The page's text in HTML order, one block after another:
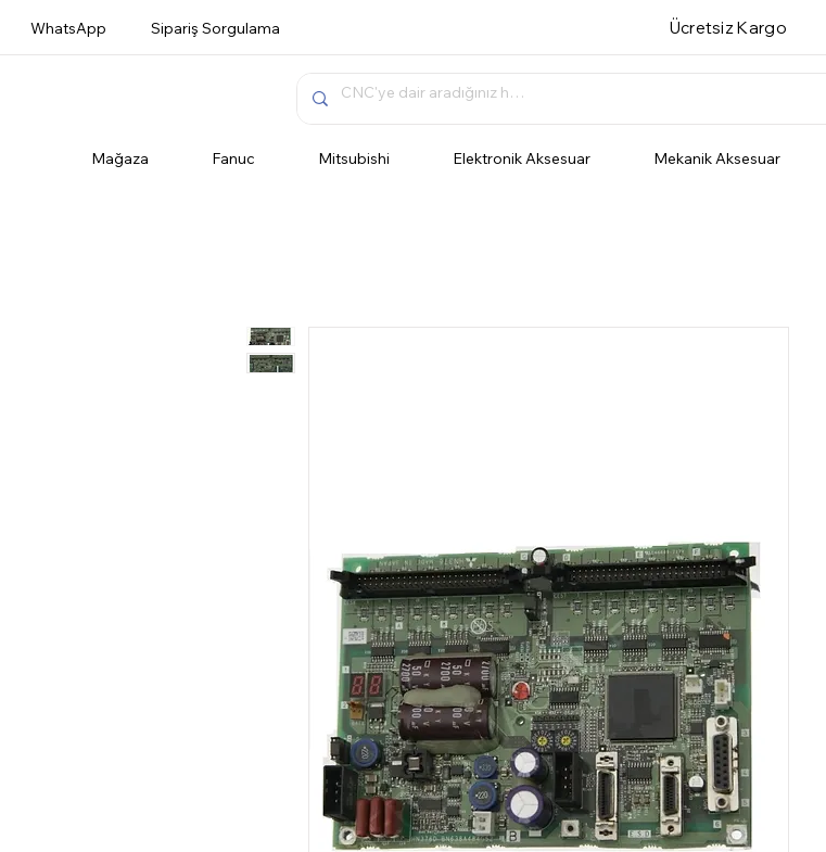
WhatsApp Sipariş Sorgulama Ücretsiz Kargo
Mağaza Fanuc Mitsubishi Elektronik Aksesuar Mekanik Aksesuar